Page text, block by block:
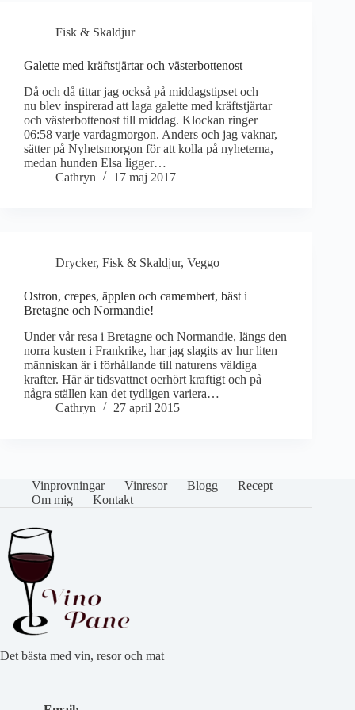
Fisk & Skaldjur
Galette med kräftstjärtar och västerbottenost
Då och då tittar jag också på middagstipset och
nu blev inspirerad att laga galette med kräftstjärtar
och västerbottenost till middag. Klockan ringer
06:58 varje vardagmorgon. Anders och jag vaknar,
sätter på Nyhetsmorgon för att kolla på nyheterna,
medan hunden Elsa ligger…
Cathryn
17 maj 2017
Drycker, Fisk & Skaldjur, Veggo
Ostron, crepes, äpplen och camembert, bäst i
Bretagne och Normandie!
Under vår resa i Bretagne och Normandie, längs den
norra kusten i Frankrike, har jag slagits av hur liten
människan är i förhållande till naturens väldiga
krafter. Här är tidsvattnet oerhört kraftigt och på
några ställen kan det tydligen variera…
Cathryn
27 april 2015
Vinprovningar Vinresor Blogg
Recept
Om mig
Kontakt
Det bästa med vin, resor och mat